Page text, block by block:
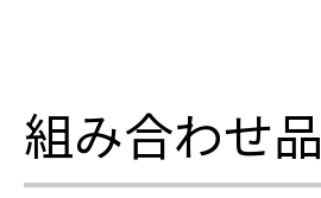
組み合わせ品